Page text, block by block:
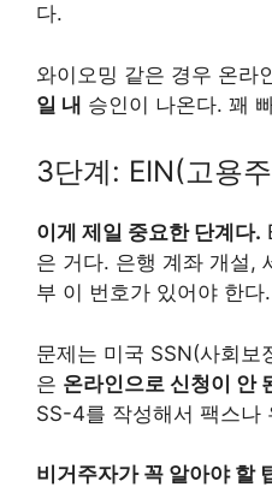
다.
와이오밍 같은 경우 온라
일 내 승인이 나온다. 꽤
3단계: EIN(고용
이게 제일 중요한 단계다.
은 거다. 은행 계좌 개설,
부 이 번호가 있어야 한다.
문제는 미국 SSN(사회보
은 온라인으로 신청이 안
SS-4를 작성해서 팩스나
비거주자가 꼭 알아야 할